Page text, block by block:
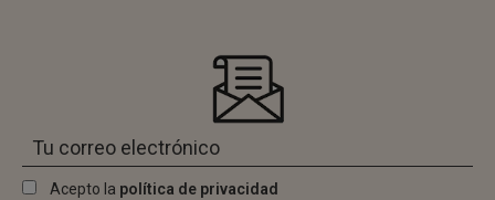
Acepto la política de privacidad